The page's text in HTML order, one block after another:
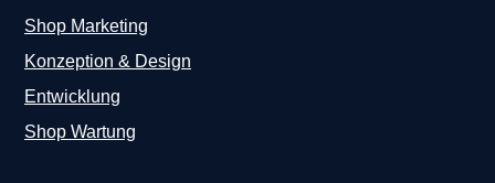
Shop Marketing
Konzeption & Design
Entwicklung
Shop Wartung